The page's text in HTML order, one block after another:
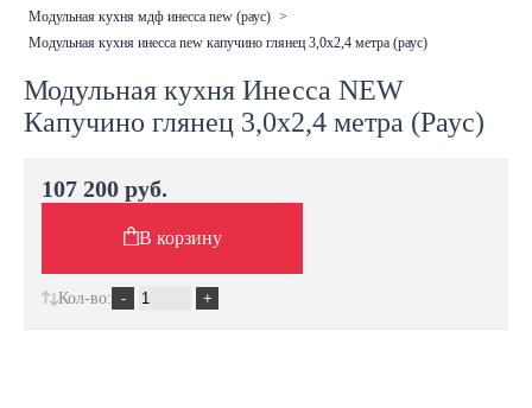
модульная кухня мдф инесса new (раус) >
модульная кухня инесса new капучино глянец 3,0х2,4 метра (раус)
Модульная кухня Инесса NEW
Капучино глянец 3,0х2,4 метра (Раус)
107 200 руб.
В корзину
Кол-во: